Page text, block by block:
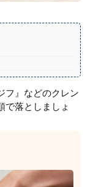
フ』などのクレン
で落としましょ